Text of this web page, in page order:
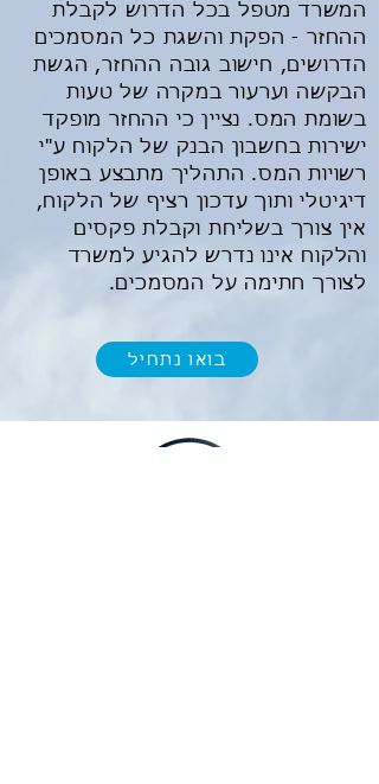
המשרד מטפל בכל הדרוש לקבלת
ההחזר - הפקת והשגת כל המסמכים
הדרושים, חישוב גובה ההחזר, הגשת
הבקשה וערעור במקרה של טעות
בשומת המס. נציין כי ההחזר מופקד
ישירות בחשבון הבנק של הלקוח ע"י
רשויות המס. התהליך מתבצע באופן
דיגיטלי ותוך עדכון רציף של הלקוח,
אין צורך בשליחת וקבלת פקסים
והלקוח אינו נדרש להגיע למשרד
לצורך חתימה על המסמכים.
בואו נתחיל